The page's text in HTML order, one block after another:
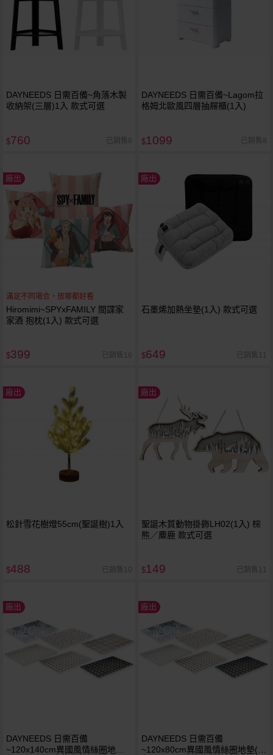
DAYNEEDS 日需百備~角落木製
收納架(三層)1入 款式可選
$760 已銷售8
DAYNEEDS 日需百備~Lagom拉
格姆北歐風四層抽屜櫃(1入)
$1099 已銷售8
廠出
滿足不同場合，放哪都好看
Hiromimi~SPYxFAMILY 間諜家
家酒 抱枕(1入) 款式可選
$399 已銷售16
廠出
石墨烯加熱坐墊(1入) 款式可選
$649 已銷售11
廠出
松針雪花樹燈55cm(聖誕樹)1入
$488 已銷售10
廠出
聖誕木質動物掛飾LH02(1入) 棕
熊／麋鹿 款式可選
$149 已銷售11
廠出
DAYNEEDS 日需百備
~120x140cm異國風情絲圈地墊
廠出
DAYNEEDS 日需百備
~120x80cm異國風情絲圈地墊(1